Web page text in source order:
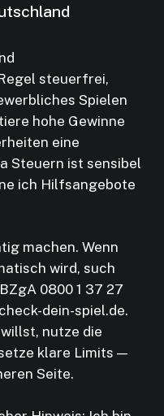
steuerfrei,
Spielen
hohe Gewinne
eine
Steuern ist sensibel
ich Hilfsangebote
machen. Wenn
wird, such
0800 1 37 27
dein-spiel.de.
nutze die
klare Limits —
Seite.